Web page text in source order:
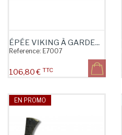
ÉPÉE VIKING À GARDE...
Reference: E7007
Prix
106,80 € TTC
EN PROMO